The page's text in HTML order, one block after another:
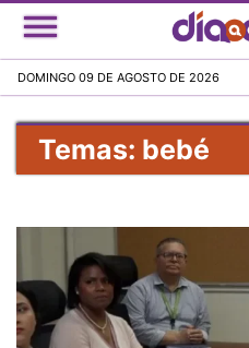
DOMINGO 09 DE AGOSTO DE 2026
Temas: bebé